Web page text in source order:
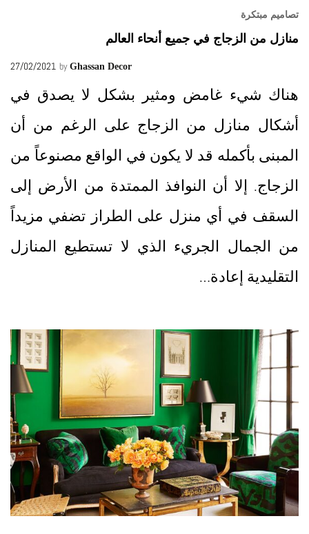
تصاميم مبتكرة
منازل من الزجاج في جميع أنحاء العالم
27/02/2021 by Ghassan Decor
هناك شيء غامض ومثير بشكل لا يصدق في
أشكال منازل من الزجاج على الرغم من أن
المبنى بأكمله قد لا يكون في الواقع مصنوعاً من
الزجاج. إلا أن النوافذ الممتدة من الأرض إلى
السقف في أي منزل على الطراز تضفي مزيداً
من الجمال الجريء الذي لا تستطيع المنازل
التقليدية إعادة…